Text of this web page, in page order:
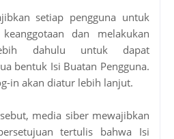
setiap pengguna untuk
dan melakukan
dahulu untuk dapat
bentuk Isi Buatan Pengguna.
in akan diatur lebih lanjut.
media siber mewajibkan
tertulis bahwa Isi